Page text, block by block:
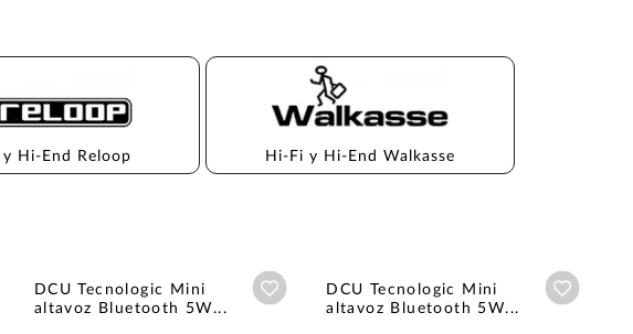
y Hi-End Reloop Hi-Fi y Hi-End Walkasse
Añadir a wishlist
DCU Tecnologic Mini
altavoz Bluetooth 5W...
Añadir a wishlist
DCU Tecnologic Mini
altavoz Bluetooth 5W...